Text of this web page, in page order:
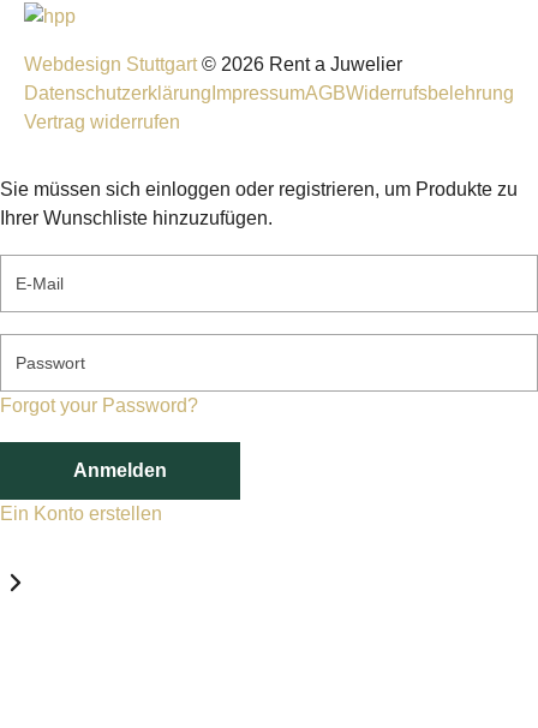
Webdesign Stuttgart © 2026 Rent a Juwelier
Datenschutzerklärung ImpressumAGBWiderrufsbelehrung
Vertrag widerrufen
Sie müssen sich einloggen oder registrieren, um Produkte zu
Ihrer Wunschliste hinzuzufügen.
E-Mail
Passwort
Forgot your Password?
Anmelden
Ein Konto erstellen